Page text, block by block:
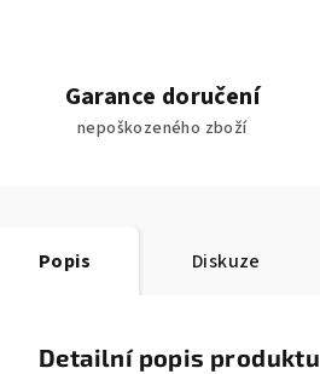
Garance doručení
nepoškozeného zboží
Popis Diskuze
Detailní popis produktu